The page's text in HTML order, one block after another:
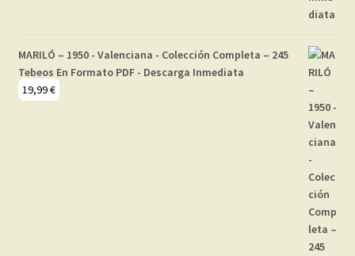
MARILÓ – 1950 - Valenciana - Colección Completa – 245
Tebeos En Formato PDF - Descarga Inmediata
19,99€